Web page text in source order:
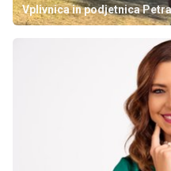
Vplivnica in podjetnica